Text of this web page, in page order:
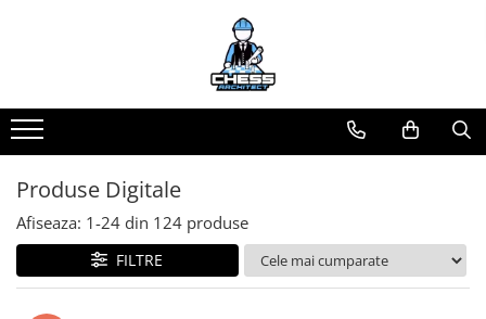
Accesorii
Accesorii tabla
Ceasuri Pentru Diverse Jocuri
Ceasuri
Conținut Video
Faza 3
Universul Chess Architect
Kit Chess Architect
Experiențe Șahiste
Pachete ChessArchitect
Produse Digitale
Afiseaza: 1-24 din 124 produse
FILTRE